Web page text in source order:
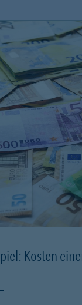
Kosten